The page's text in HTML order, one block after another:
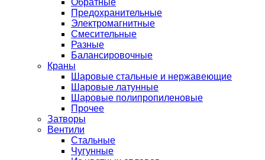
Предохранительные
Электромагнитные
Смесительные
Разные
Балансировочные
Краны
Шаровые стальные и нержавеющие
Шаровые латунные
Шаровые полипропиленовые
Прочее
Затворы
Вентили
Стальные
Чугунные